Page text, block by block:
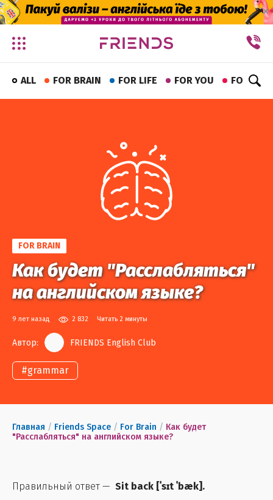
✕
ALL FOR BRAIN FOR LIFE FOR YOU FOR FUN
FOR BRAIN
Как будет "Расслабляться"
на английском языке?
9 лет назад 2 832 Читать 2 минуты
Автор: FRIENDS English Club
#grammar
Главная / Friends Space / For Brain / Как будет
"Расслабляться" на английском языке?
Правильный ответ — Sit back [ˈsɪt ˈbæk].